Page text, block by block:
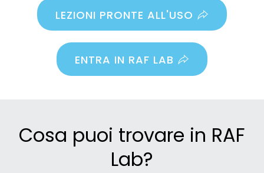
LEZIONI PRONTE ALL'USO
ENTRA IN RAF LAB
Cosa puoi trovare in RAF
Lab?